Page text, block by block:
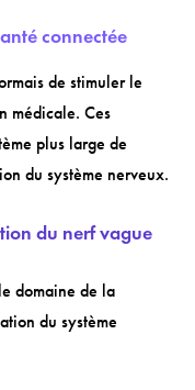
connectée
de stimuler le
médicale. Ces
plus large de
du système nerveux.
du nerf vague
domaine de la
du système